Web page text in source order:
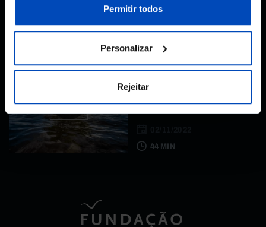
Política de Cookies.
Permitir todos
Personalizar
Rejeitar
04/02/2023
50 MIN
Biodiversidade e
alterações climáticas
44 MIN